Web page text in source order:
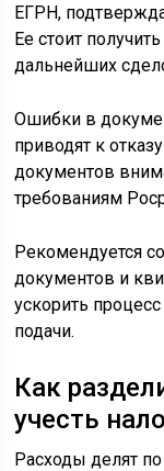
ЕГРН,
Ее стоит
дальнейших
Ошибки в
приводят к
документов
требованиям
Рекомендуется
документов и
ускорить
подачи.
Как
учесть
Расходы делят